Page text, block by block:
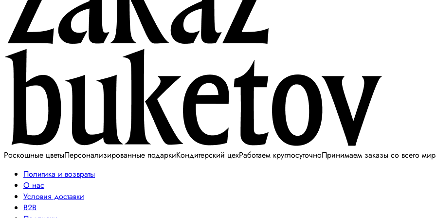
Роскошные цветыПерсонализированные подаркиКондитерский цехРаботаем круглосуточноПринимаем заказы со всего
Политика и возвраты
О нас
Условия доставки
B2B